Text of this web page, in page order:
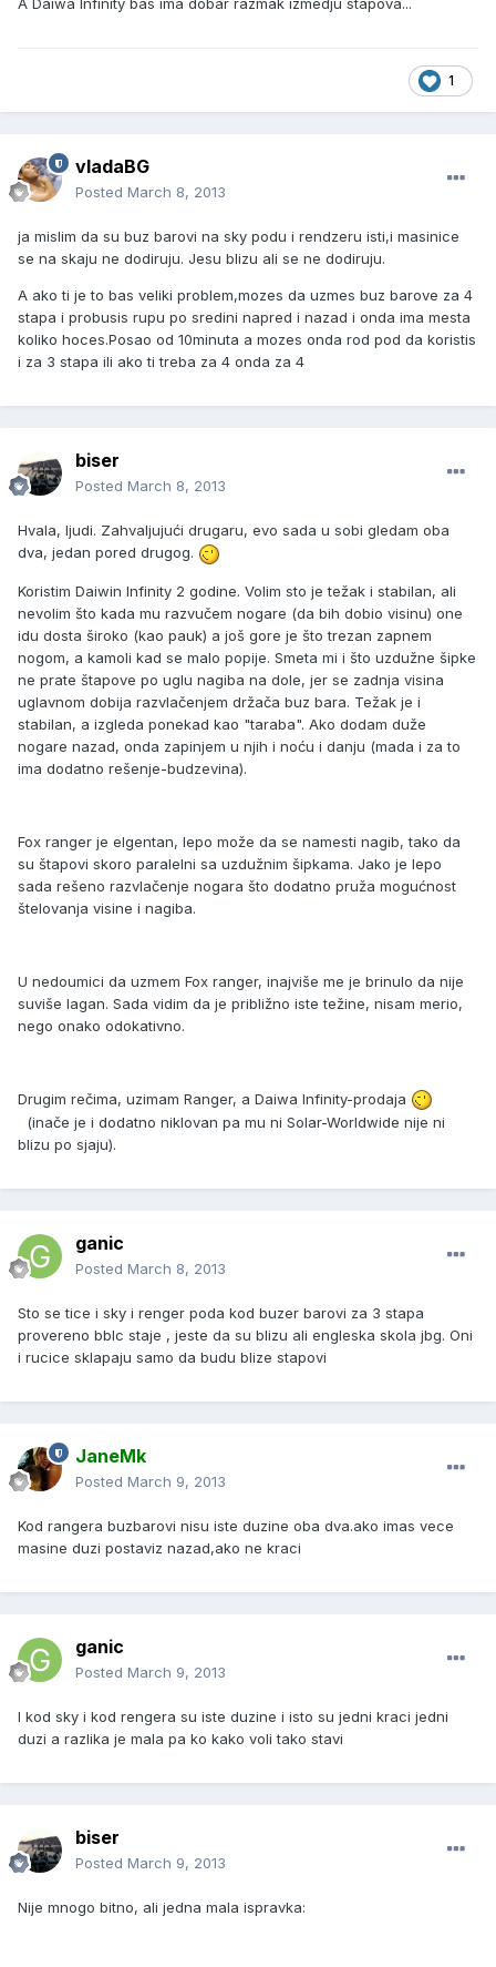
A Daiwa Infinity bas ima dobar razmak izmedju stapova...
1
vladaBG
Posted March 8, 2013
ja mislim da su buz barovi na sky podu i rendzeru isti,i masinice
se na skaju ne dodiruju. Jesu blizu ali se ne dodiruju.
A ako ti je to bas veliki problem,mozes da uzmes buz barove za 4
stapa i probusis rupu po sredini napred i nazad i onda ima mesta
koliko hoces.Posao od 10minuta a mozes onda rod pod da koristis
i za 3 stapa ili ako ti treba za 4 onda za 4
biser
Posted March 8, 2013
Hvala, ljudi. Zahvaljujući drugaru, evo sada u sobi gledam oba
dva, jedan pored drugog.
Koristim Daiwin Infinity 2 godine. Volim sto je težak i stabilan, ali
nevolim što kada mu razvučem nogare (da bih dobio visinu) one
idu dosta široko (kao pauk) a još gore je što trezan zapnem
nogom, a kamoli kad se malo popije. Smeta mi i što uzdužne šipke
ne prate štapove po uglu nagiba na dole, jer se zadnja visina
uglavnom dobija razvlačenjem držača buz bara. Težak je i
stabilan, a izgleda ponekad kao "taraba". Ako dodam duže
nogare nazad, onda zapinjem u njih i noću i danju (mada i za to
ima dodatno rešenje-budzevina).
Fox ranger je elgentan, lepo može da se namesti nagib, tako da
su štapovi skoro paralelni sa uzdužnim šipkama. Jako je lepo
sada rešeno razvlačenje nogara što dodatno pruža mogućnost
štelovanja visine i nagiba.
U nedoumici da uzmem Fox ranger, inajviše me je brinulo da nije
suviše lagan. Sada vidim da je približno iste težine, nisam merio,
nego onako odokativno.
Drugim rečima, uzimam Ranger, a Daiwa Infinity-prodaja
(inače je i dodatno niklovan pa mu ni Solar-Worldwide nije ni
blizu po sjaju).
ganic
Posted March 8, 2013
Sto se tice i sky i renger poda kod buzer barovi za 3 stapa
provereno bblc staje , jeste da su blizu ali engleska skola jbg. Oni
i rucice sklapaju samo da budu blize stapovi
JaneMk
Posted March 9, 2013
Kod rangera buzbarovi nisu iste duzine oba dva.ako imas vece
masine duzi postaviz nazad,ako ne kraci
ganic
Posted March 9, 2013
I kod sky i kod rengera su iste duzine i isto su jedni kraci jedni
duzi a razlika je mala pa ko kako voli tako stavi
biser
Posted March 9, 2013
Nije mnogo bitno, ali jedna mala ispravka: